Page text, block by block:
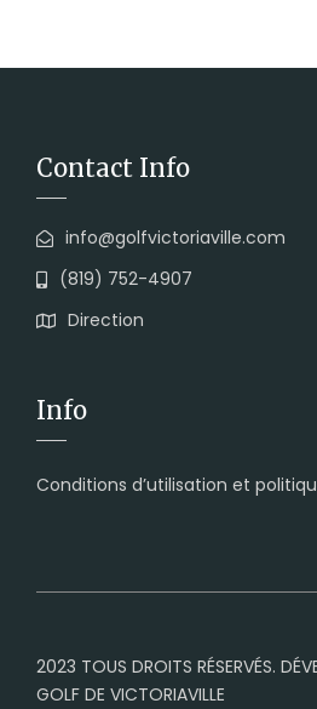
Contact Info
info@golfvictoriaville.com
(819) 752-4907
Direction
Info
Conditions d’utilisation et
2023 TOUS DROITS RÉSERVÉS.
GOLF DE VICTORIAVILLE